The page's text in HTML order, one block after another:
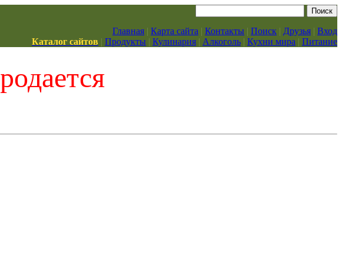
Главная | Карта сайта | Контакты | Поиск | Друзья | Вход
Каталог сайтов | Продукты | Кулинария | Алкоголь | Кухни мира | Питание